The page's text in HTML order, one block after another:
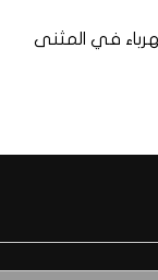
في المثنى